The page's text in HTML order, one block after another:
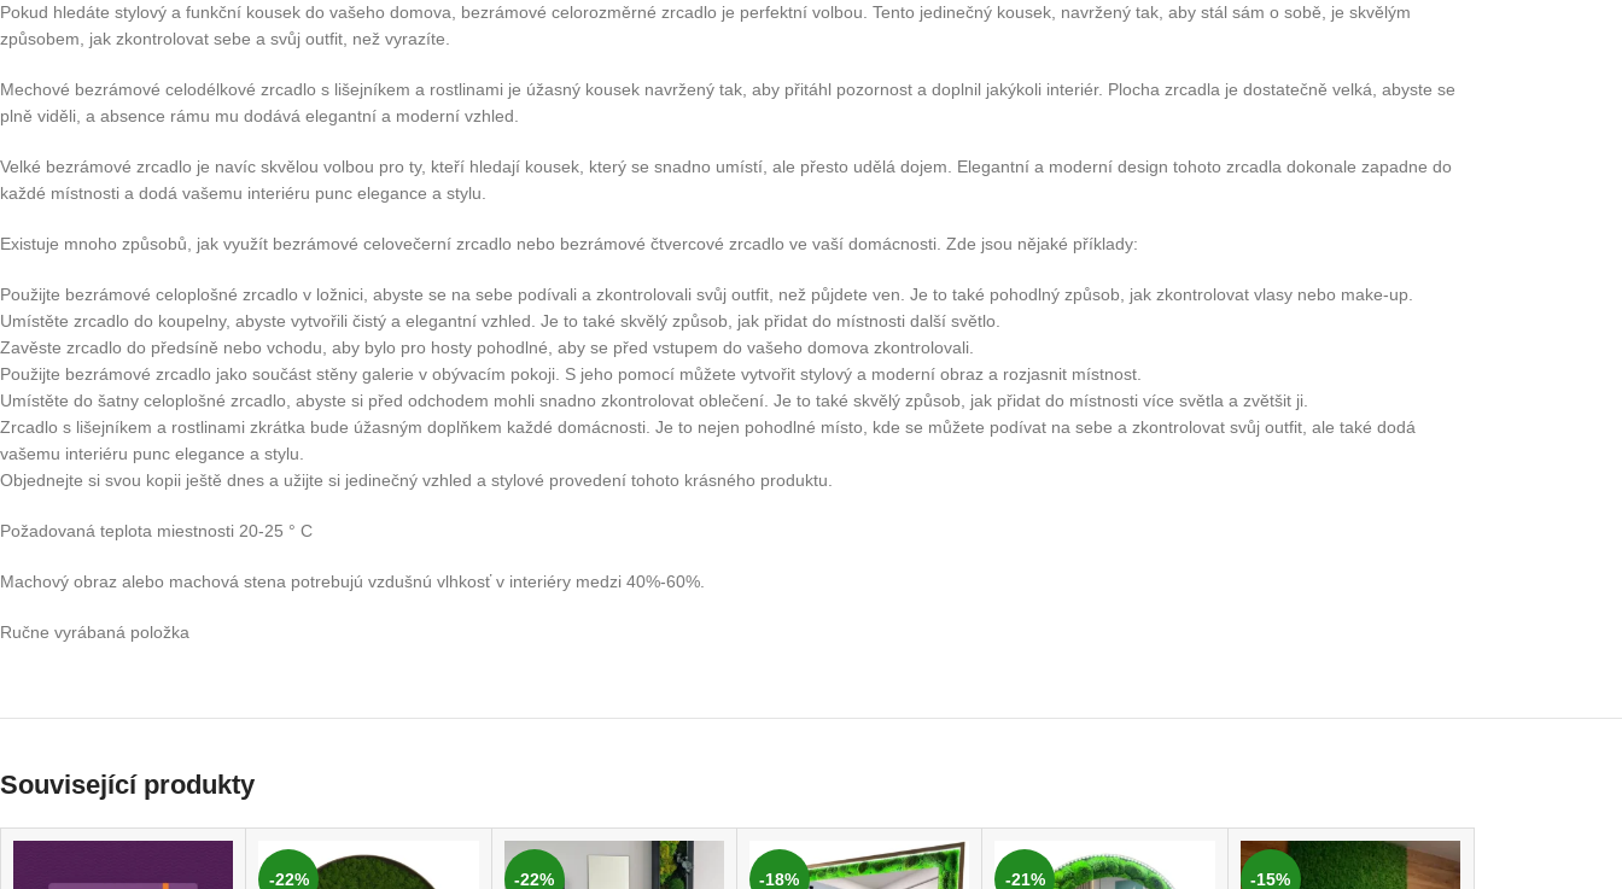
Pokud hledáte stylový a funkční kousek do vašeho domova, bezrámové celorozměrné zrcadlo je perfektní volbou. Tento jedinečný kousek, navržený tak, aby stál sám o sobě, je skvělým
způsobem, jak zkontrolovat sebe a svůj outfit, než vyrazíte.
Mechové bezrámové celodélkové zrcadlo s lišejníkem a rostlinami je úžasný kousek navržený tak, aby přitáhl pozornost a doplnil jakýkoli interiér. Plocha zrcadla je dostatečně velká, abyste se
plně viděli, a absence rámu mu dodává elegantní a moderní vzhled.
Velké bezrámové zrcadlo je navíc skvělou volbou pro ty, kteří hledají kousek, který se snadno umístí, ale přesto udělá dojem. Elegantní a moderní design tohoto zrcadla dokonale zapadne do
každé místnosti a dodá vašemu interiéru punc elegance a stylu.
Existuje mnoho způsobů, jak využít bezrámové celovečerní zrcadlo nebo bezrámové čtvercové zrcadlo ve vaší domácnosti. Zde jsou nějaké příklady:
Použijte bezrámové celoplošné zrcadlo v ložnici, abyste se na sebe podívali a zkontrolovali svůj outfit, než půjdete ven. Je to také pohodlný způsob, jak zkontrolovat vlasy nebo make-up.
Umístěte zrcadlo do koupelny, abyste vytvořili čistý a elegantní vzhled. Je to také skvělý způsob, jak přidat do místnosti další světlo.
Zavěste zrcadlo do předsíně nebo vchodu, aby bylo pro hosty pohodlné, aby se před vstupem do vašeho domova zkontrolovali.
Použijte bezrámové zrcadlo jako součást stěny galerie v obývacím pokoji. S jeho pomocí můžete vytvořit stylový a moderní obraz a rozjasnit místnost.
Umístěte do šatny celoplošné zrcadlo, abyste si před odchodem mohli snadno zkontrolovat oblečení. Je to také skvělý způsob, jak přidat do místnosti více světla a zvětšit ji.
Zrcadlo s lišejníkem a rostlinami zkrátka bude úžasným doplňkem každé domácnosti. Je to nejen pohodlné místo, kde se můžete podívat na sebe a zkontrolovat svůj outfit, ale také dodá
vašemu interiéru punc elegance a stylu.
Objednejte si svou kopii ještě dnes a užijte si jedinečný vzhled a stylové provedení tohoto krásného produktu.
Požadovaná teplota miestnosti 20-25 ° C
Machový obraz alebo machová stena potrebujú vzdušnú vlhkosť v interiéry medzi 40%-60%.
Ručne vyrábaná položka
Související produkty
-22% -22% -18% -21% -15%